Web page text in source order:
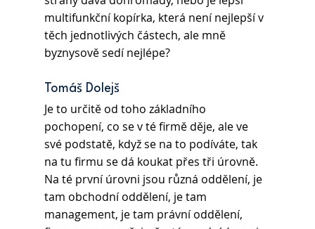
multifunkční kopírka, která není nejlepší v
těch jednotlivých částech, ale mně
byznysově sedí nejlépe?
Tomáš Dolejš
Je to určitě od toho základního
pochopení, co se v té firmě děje, ale ve
své podstatě, když se na to podíváte, tak
na tu firmu se dá koukat přes tři úrovně.
Na té první úrovni jsou různá oddělení, je
tam obchodní oddělení, je tam
management, je tam právní oddělení,